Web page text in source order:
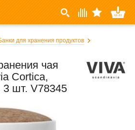
для хранения продуктов
чая
Cortica,
шт. V78345